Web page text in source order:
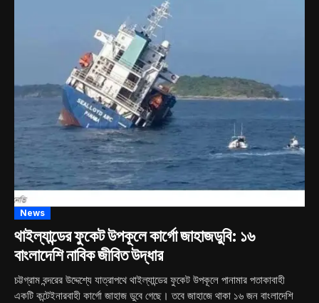
News
থাইল্যান্ডের ফুকেট উপকূলে কার্গো জাহাজডুবি: ১৬
বাংলাদেশি নাবিক জীবিত উদ্ধার
চট্টগ্রাম বন্দরের উদ্দেশ্যে যাত্রাপথে থাইল্যান্ডের ফুকেট উপকূলে পানামার পতাকাবাহী
একটি কন্টেইনারবাহী কার্গো জাহাজ ডুবে গেছে। তবে জাহাজে থাকা ১৬ জন বাংলাদেশি